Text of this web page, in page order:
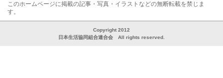
このホームページに掲載の記事・写真・イラストなどの無断転載を禁じま
す。
Copyright 2012
日本生活協同組合連合会 All rights reserved.